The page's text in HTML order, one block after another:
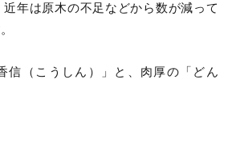
年は原木の不足などから数が減って
信（こうしん）」と、肉厚の「どん